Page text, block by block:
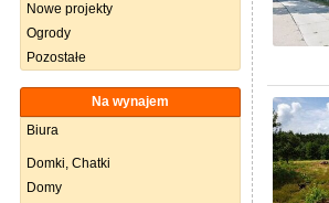
Nowe projekty
Ogrody
Pozostałe
Na wynajem
Biura
Domki, Chatki
Domy